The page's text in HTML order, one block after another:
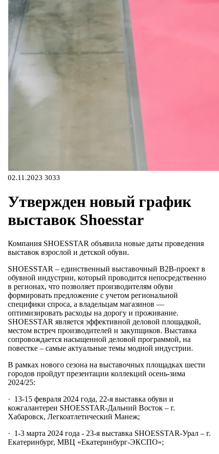
02.11.2023 3033
Утвержден новый график
выставок Shoesstar
Компания SHOESSTAR объявила новые даты проведения
выставок взрослой и детской обуви.
SHOESSTAR – единственный выставочный B2B-проект в
обувной индустрии, который проводится непосредственно
в регионах, что позволяет производителям обуви
формировать предложение с учетом региональной
специфики спроса, а владельцам магазинов —
оптимизировать расходы на дорогу и проживание.
SHOESSTAR является эффективной деловой площадкой,
местом встреч производителей и закупщиков. Выставка
сопровождается насыщенной деловой программой, на
повестке – самые актуальные темы модной индустрии.
В рамках нового сезона на выставочных площадках шести
городов пройдут презентации коллекций осень-зима
2024/25:
· 13-15 февраля 2024 года, 22-я выставка обуви и
кожгалантереи SHOESSTAR-Дальний Восток – г.
Хабаровск, Легкоатлетический Манеж;
· 1-3 марта 2024 года - 23-я выставка SHOESSTAR-Урал – г.
Екатеринбург, МВЦ «Екатеринбург-ЭКСПО»;